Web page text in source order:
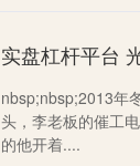
nbsp;nbsp;2013年
头，李老板的催工
的他开着....